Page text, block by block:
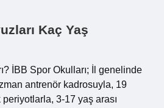
Kaç Yaş
İBB Spor Okulları; İl genelinde
antrenör kadrosuyla, 19
periyotlarla, 3-17 yaş arası